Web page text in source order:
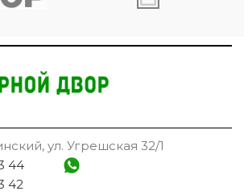
ул. Угрешская 32/1
44
42